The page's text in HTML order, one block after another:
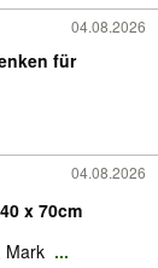
04.08.2026
für
04.08.2026
x 70cm
Mark ...